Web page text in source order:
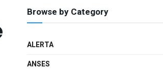
Browse by Category
ALERTA
ANSES